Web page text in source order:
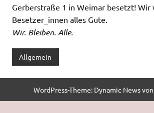
Gerberstraße 1 in Weimar besetzt! Wir
Besetzer_innen alles Gute.
Wir. Bleiben. Alle.
Allgemein
WordPress-Theme: Dynamic News